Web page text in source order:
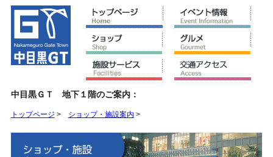
中目黒ＧＴ 地下１階のご案内：
トップページ > ショップ・施設案内 >